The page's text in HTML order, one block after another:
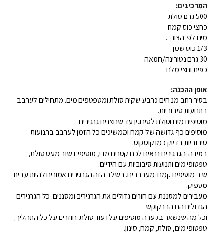
המרכיבים:
500 גרם סולת
כחצי כוס קמח
מים לפי הצורך.
1/3 כוס שמן
30 גרם נטורינה/חמאה
כפית וחצי מלח
אופן ההכנה:
בסיר רחב מניחים כרבע שקית סולת ומטפטפים מים. מתחילים לערבב
בתנועות סיבוביות.
מוסיפים מים וסולת לסירוגין עד שנוצרים גרגירים.
מוסיפים כף גדושה של קמח וממשיכים כל הזמן לערבב בתנועות
סיבוביות בדיוק כמו קוסקוס.
במידה והגרגירים נראים לכם קטנים מדי, מוסיפים שוב מעט סולת,
טפטופי מים ותנועות סיבוביות עם הידיים.
שוב מוסיפים קמח ומערבבים. בשלב הזה הגרגירים אמורים להיות עבים
מספיק.
מעבירים למסננת עם חורים גדולים את הגרגירים ומסננים. כל הגרגירים
הגדולים הם הברקוקש
וכל מה שנשאר בקערה מוסיפים עליו עוד סולת וחוזרים על כל התהליך,
טפטופי מים, סולת, קמח, סינון.